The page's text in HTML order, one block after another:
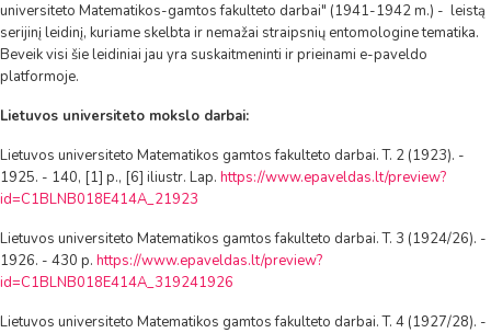
universiteto Matematikos-gamtos fakulteto darbai" (1941-1942 m.) - leistą
serijinį leidinį, kuriame skelbta ir nemažai straipsnių entomologine tematika.
Beveik visi šie leidiniai jau yra suskaitmeninti ir prieinami e-paveldo
platformoje.
Lietuvos universiteto mokslo darbai:
Lietuvos universiteto Matematikos gamtos fakulteto darbai. T. 2 (1923). -
1925. - 140, [1] p., [6] iliustr. Lap. https://www.epaveldas.lt/preview?
id=C1BLNB018E414A_21923
Lietuvos universiteto Matematikos gamtos fakulteto darbai. T. 3 (1924/26). -
1926. - 430 p. https://www.epaveldas.lt/preview?
id=C1BLNB018E414A_319241926
Lietuvos universiteto Matematikos gamtos fakulteto darbai. T. 4 (1927/28). -